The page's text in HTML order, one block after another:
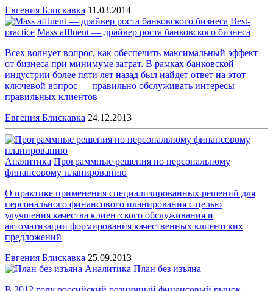
Евгения Блискавка 11.03.2014
Best-
practice Mass affluent — драйвер роста банковского бизнеса
Всех волнует вопрос, как обеспечить максимальный эффект
от бизнеса при минимуме затрат. В рамках банковской
индустрии более пяти лет назад был найдет ответ на этот
ключевой вопрос — правильно обслуживать интересы
правильных клиентов
Евгения Блискавка 24.12.2013
Аналитика Программные решения по персональному
финансовому планированию
О практике применения специализированных решений для
персонального финансового планирования с целью
улучшения качества клиентского обслуживания и
автоматизации формирования качественных клиентских
предложений
Евгения Блискавка 25.09.2013
Аналитика План без изъяна